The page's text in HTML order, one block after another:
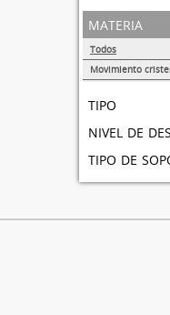
materia
Todos
Movimiento
tipo
nivel de
tipo de